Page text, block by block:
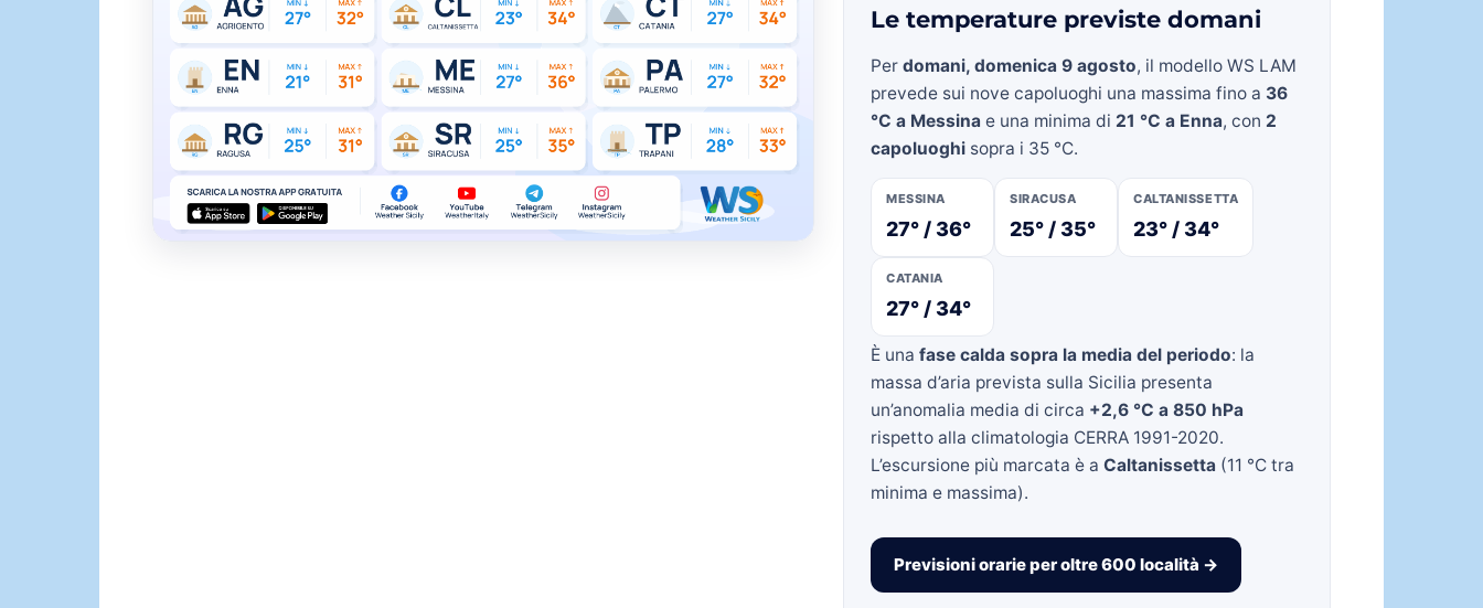
Weather
Le temperature previste domani
Per domani, domenica 9 agosto, il modello WS LAM
prevede sui nove capoluoghi una massima fino a 36
°C a Messina e una minima di 21 °C a Enna, con 2
capoluoghi sopra i 35 °C.
MESSINA
27° / 36°
SIRACUSA
25° / 35°
CALTANISSETTA
23° / 34°
CATANIA
27° / 34°
È una fase calda sopra la media del periodo: la
massa d’aria prevista sulla Sicilia presenta
un’anomalia media di circa +2,6 °C a 850 hPa
rispetto alla climatologia CERRA 1991-2020.
L’escursione più marcata è a Caltanissetta (11 °C tra
minima e massima).
Previsioni orarie per oltre 600 località →